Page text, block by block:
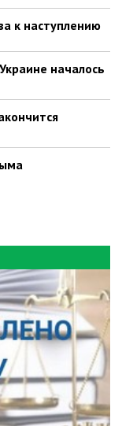
к наступлению
началось